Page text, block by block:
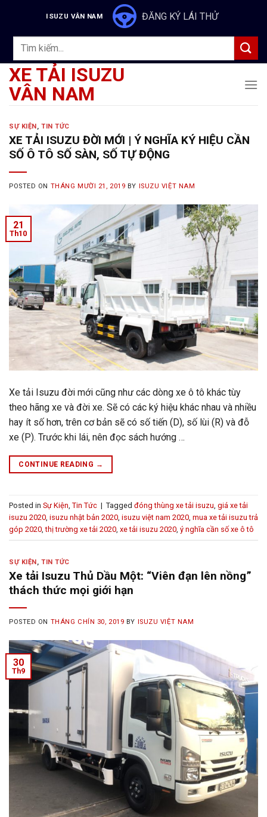
content
ISUZU VÂN NAM ĐĂNG KÝ LÁI THỬ
Tìm
XE TẢI ISUZU
VÂN NAM
SỰ KIỆN,TIN TỨC
XE TẢI ISUZU ĐỜI MỚI | Ý NGHĨA KÝ HIỆU CẦN
SỐ Ô TÔ SỐ SÀN, SỐ TỰ ĐỘNG
POSTED ON THÁNG MƯỜI 21, 2019 BY ISUZU VIỆT NAM
21
Th10
Xe tải Isuzu đời mới cũng như các dòng xe ô tô khác tùy
theo hãng xe và đời xe. Sẽ có các ký hiệu khác nhau và nhiều
hay ít số hơn, trên cơ bản sẽ có số tiến (D), số lùi (R) và đỗ
xe (P). Trước khi lái, nên đọc sách hướng …
CONTINUE READING →
Posted in Sự Kiện Tin Tức | Tagged đóng thùng xe tải isuzu giá xe tải
isuzu 2020 isuzu nhật bản 2020 isuzu việt nam 2020 mua xe tải isuzu trả
góp 2020 ,thị trường xe tải 2020 xe tải isuzu 2020 ý nghĩa cần số xe ô tô
SỰ KIỆN ,TIN TỨC
Xe tải Isuzu Thủ Dầu Một: “Viên đạn lên nồng”
thách thức mọi giới hạn
POSTED ON THÁNG CHÍN 30, 2019 BY ISUZU VIỆT NAM
30
Th9